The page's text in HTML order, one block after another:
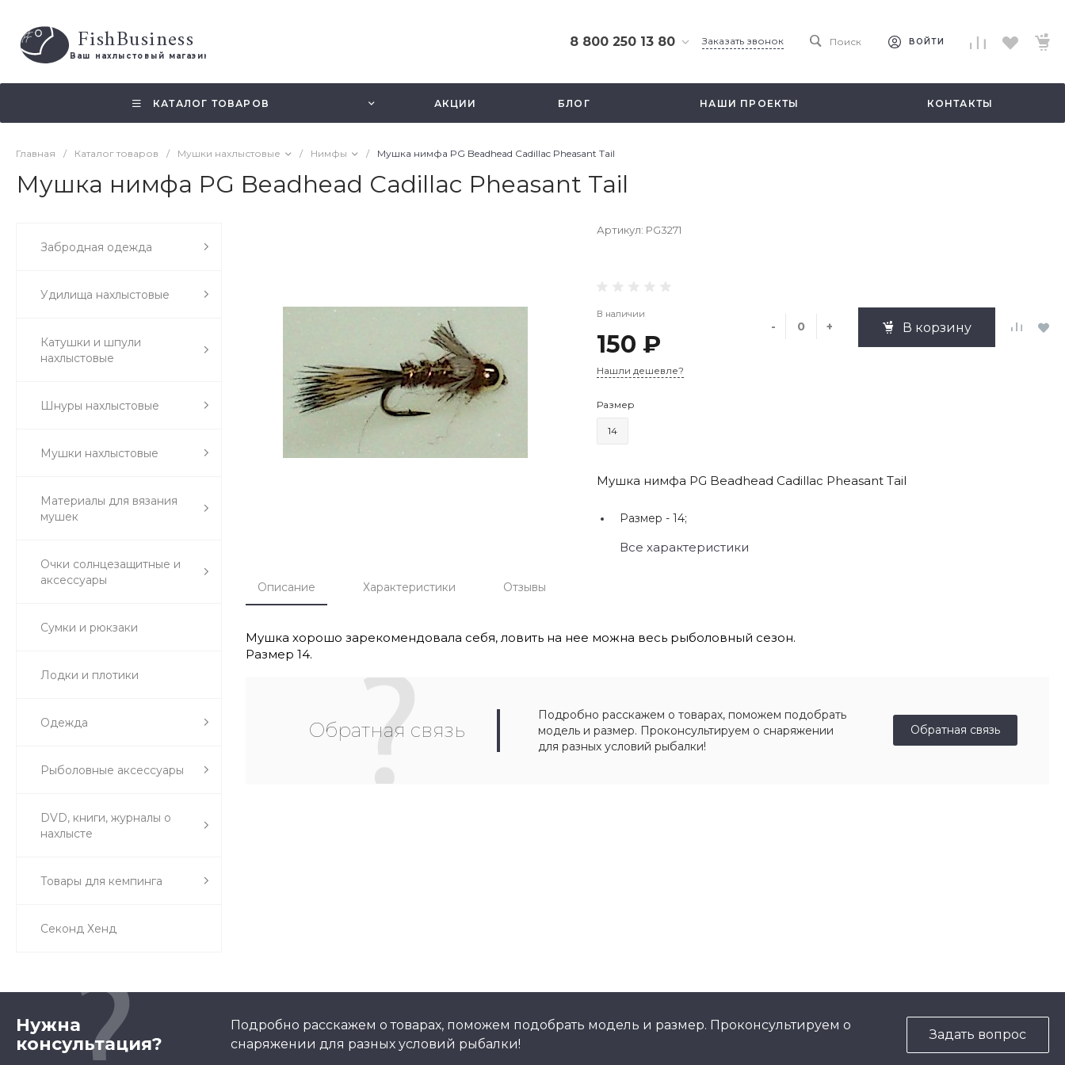
FishBusiness
Ваш нахлыстовый магазин
8 800 250 13 80
ул. Смольная 63б, этаж
2.5
info@fishbusinezz.ru
Заказать звонок Поиск ВОЙТИ
КАТАЛОГ ТОВАРОВ АКЦИИ БЛОГ НАШИ ПРОЕКТЫ КОНТАКТЫ
Главная / Каталог товаров / Мушки нахлыстовые / Нимфы / Мушка нимфа PG Beadhead Cadillac Pheasant Tail
Мушка нимфа PG Beadhead Cadillac Pheasant Tail
Забродная одежда
Удилища нахлыстовые
Катушки и шпули
нахлыстовые
Шнуры нахлыстовые
Мушки нахлыстовые
Материалы для вязания
мушек
Очки солнцезащитные и
аксессуары
Сумки и рюкзаки
Лодки и плотики
Одежда
Рыболовные аксессуары
DVD, книги, журналы о
нахлысте
Товары для кемпинга
Секонд Хенд
Артикул: PG3271
В наличии
150 ₽
- + В корзину
Нашли дешевле?
Размер
14
Мушка нимфа PG Beadhead Cadillac Pheasant Tail
Размер - 14;
Все характеристики
Описание Характеристики Отзывы
Мушка хорошо зарекомендовала себя, ловить на нее можна весь рыболовный сезон.
Размер 14.
Обратная связь
Подробно расскажем о товарах, поможем подобрать
модель и размер. Проконсультируем о снаряжении
для разных условий рыбалки!
Обратная связь
Нужна
консультация?
Подробно расскажем о товарах, поможем подобрать модель и размер. Проконсультируем о
снаряжении для разных условий рыбалки!
Задать вопрос